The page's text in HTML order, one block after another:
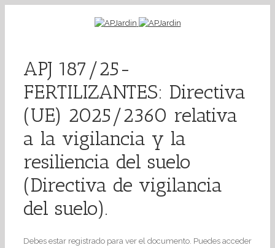
APJ 187/25-
FERTILIZANTES: Directiva
(UE) 2025/2360 relativa
a la vigilancia y la
resiliencia del suelo
(Directiva de vigilancia
del suelo).
Debes estar registrado para ver el documento. Puedes acceder